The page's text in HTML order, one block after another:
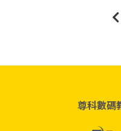
尊科數碼